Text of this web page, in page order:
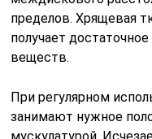
как следствие
использование
состояние и
эффект.